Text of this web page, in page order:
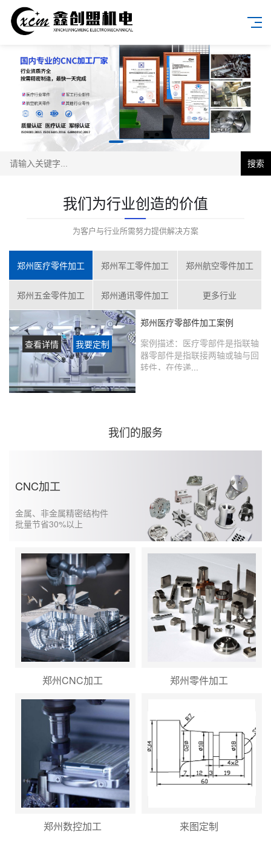
搜索
我们为行业创造的价值
为客户与行业所需努力提供解决方案
郑州医疗零件加工 郑州军工零件加工 郑州航空零件加工
郑州五金零件加工 郑州通讯零件加工 更多行业
郑州医疗零部件加工案例
案例描述： 医疗零部件是指联轴
器零部件是指联接两轴或轴与回
转件，在传递...
续合作……...
查看详情 我要定制
我们的服务
CNC加工
金属、非金属精密结构件
批量节省30%以上
郑州CNC加工 郑州零件加工
郑州数控加工 来图定制